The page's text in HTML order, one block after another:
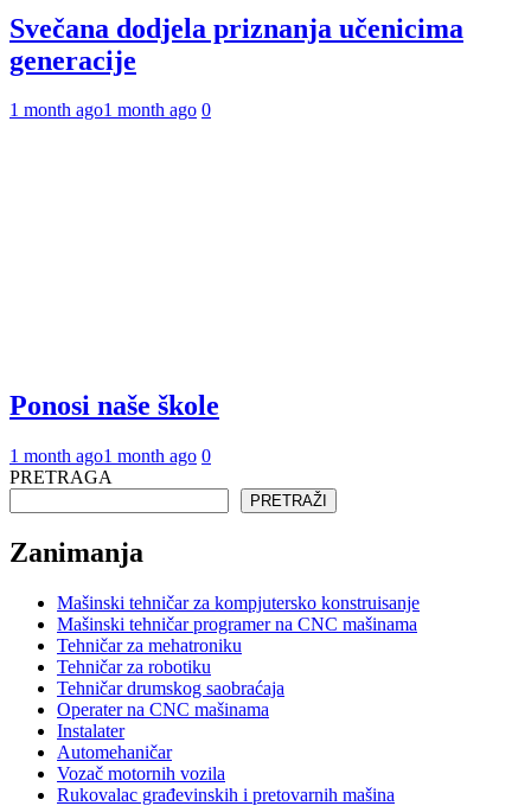
Svečana dodjela priznanja učenicima
generacije
1 month ago1 month ago 0
Ponosi naše škole
1 month ago1 month ago 0
PRETRAGA
PRETRAŽI
Zanimanja
Mašinski tehničar za kompjutersko konstruisanje
Mašinski tehničar programer na CNC mašinama
Tehničar za mehatroniku
Tehničar za robotiku
Tehničar drumskog saobraćaja
Operater na CNC mašinama
Instalater
Automehaničar
Vozač motornih vozila
Rukovalac građevinskih i pretovarnih mašina